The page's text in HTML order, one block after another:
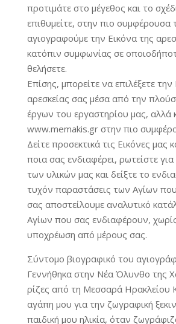
προτιμάτε στο μέγεθος και το
επιθυμείτε, στην πιο συμφέρουσα
αγιογραφούμε την Εικόνα της
κατόπιν συμφωνίας σε
θελήσετε.
Επίσης, μπορείτε να επιλέξετε την
αρεσκείας σας μέσα από την
έργων του εργαστηρίου μας, αλλά
www.memakis.gr στην πιο
Δείτε προσεκτικά τις Εικόνες μας
ποια σας ενδιαφέρει, ρωτείστε
των υλικών μας και δείξτε το
τυχόν παραστάσεις των Αγίων
σας αποστείλουμε αναλυτικό
Αγίων που σας ενδιαφέρουν,
υποχρέωση από μέρους σας.
Σύντομο βιογραφικό του
Γεννήθηκα στην Νέα Όλυνθο της
ρίζες από τη Μεσσαρά Ηρακλείου
αγάπη μου για την ζωγραφική
παιδική μου ηλικία, όταν